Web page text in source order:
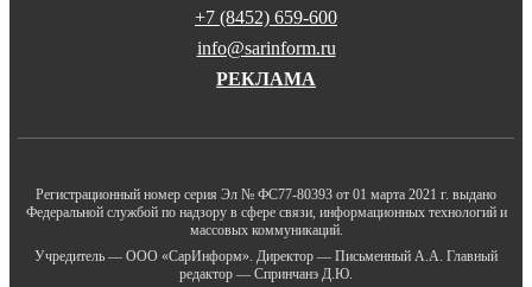
+7 (8452) 659-600
info@sarinform.ru
РЕКЛАМА
Регистрационный номер серия Эл № ФС77-80393 от 01 марта 2021 г. выдано
Федеральной службой по надзору в сфере связи, информационных технологий и
массовых коммуникаций.
Учредитель — ООО «СарИнформ». Директор — Письменный А.А. Главный
редактор — Спринчанэ Д.Ю.